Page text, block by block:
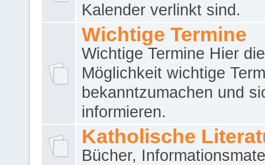
Kalender verlinkt sind.
Wichtige Termine
Wichtige Termine Hier die
Möglichkeit wichtige
bekanntzumachen und
informieren.
Katholische
Bücher,